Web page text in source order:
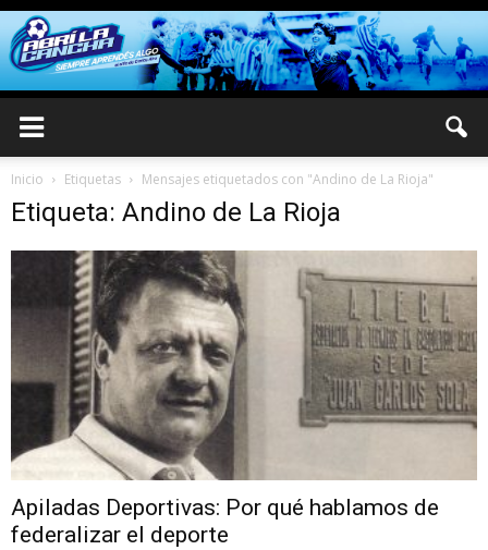
Inicio Etiquetas Mensajes etiquetados con "Andino de La Rioja"
Etiqueta: Andino de La Rioja
Apiladas Deportivas: Por qué hablamos de
federalizar el deporte